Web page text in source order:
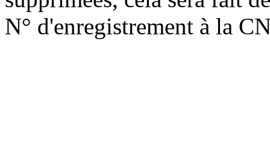
N° d'enregistrement à la